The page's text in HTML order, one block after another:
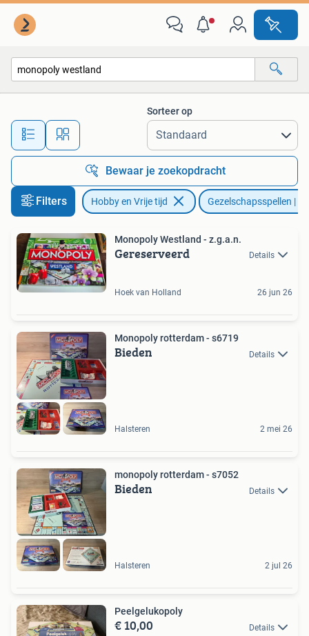
Alle afstanden…
Sorteer op
Bewaar je zoekopdracht
Filters Hobby en Vrije tijd Gezelschapsspellen |
Monopoly Westland - z.g.a.n.
Gereserveerd Details
Hoek van Holland 26 jun 26
Monopoly rotterdam - s6719
Bieden Details
Halsteren 2 mei 26
monopoly rotterdam - s7052
Bieden Details
Halsteren 2 jul 26
Peelgelukopoly
€ 10,00 Details